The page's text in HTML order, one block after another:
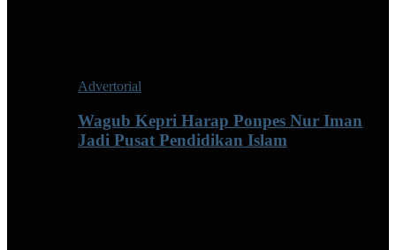
Advertorial
Wagub Kepri Harap Ponpes Nur Iman
Jadi Pusat Pendidikan Islam